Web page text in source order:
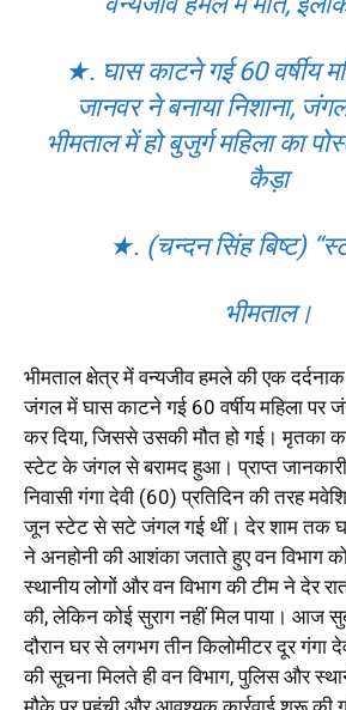
★. घास काटने गई 60 वर्षीय
जानवर ने बनाया निशाना,
भीमताल में हो बुजुर्ग महिला का
कैड़ा
★. (चन्दन सिंह बिष्ट)
भीमताल।
भीमताल क्षेत्र में वन्यजीव हमले की एक
जंगल में घास काटने गई 60 वर्षीय महिला पर
कर दिया, जिससे उसकी मौत हो गई।
स्टेट के जंगल से बरामद हुआ। प्राप्त
निवासी गंगा देवी (60) प्रतिदिन की तरह
जून स्टेट से सटे जंगल गई थीं। देर शाम तक
ने अनहोनी की आशंका जताते हुए वन विभाग
स्थानीय लोगों और वन विभाग की टीम ने देर
की, लेकिन कोई सुराग नहीं मिल पाया। आज
दौरान घर से लगभग तीन किलोमीटर दूर गंगा
की सूचना मिलते ही वन विभाग, पुलिस और